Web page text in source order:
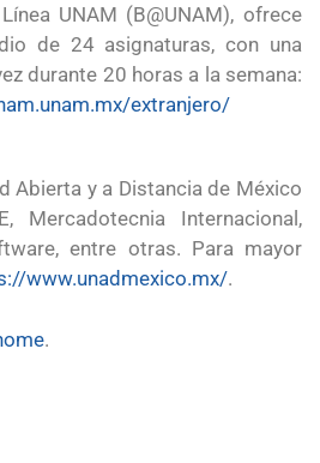
UNAM (B@UNAM), ofrece
de 24 asignaturas, con una
durante 20 horas a la semana:
extranjero/
Abierta y a Distancia de México
Internacional,
entre otras. Para mayor
www.unadmexico.mx/.
.
el curso gratuito de preparación
de naturalización en EUA